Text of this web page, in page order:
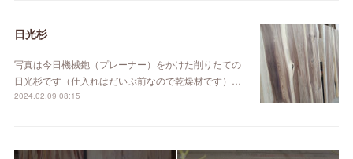
日光杉
写真は今日機械鉋（プレーナー）をかけた削りたての
日光杉です（仕入れはだいぶ前なので乾燥材です）…
2024.02.09 08:15